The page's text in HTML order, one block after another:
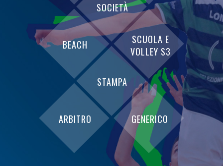
GENERICO
SOCIETÀ
BEACH
STAMPA
ARBITRO
SCUOLA E
VOLLEY S3